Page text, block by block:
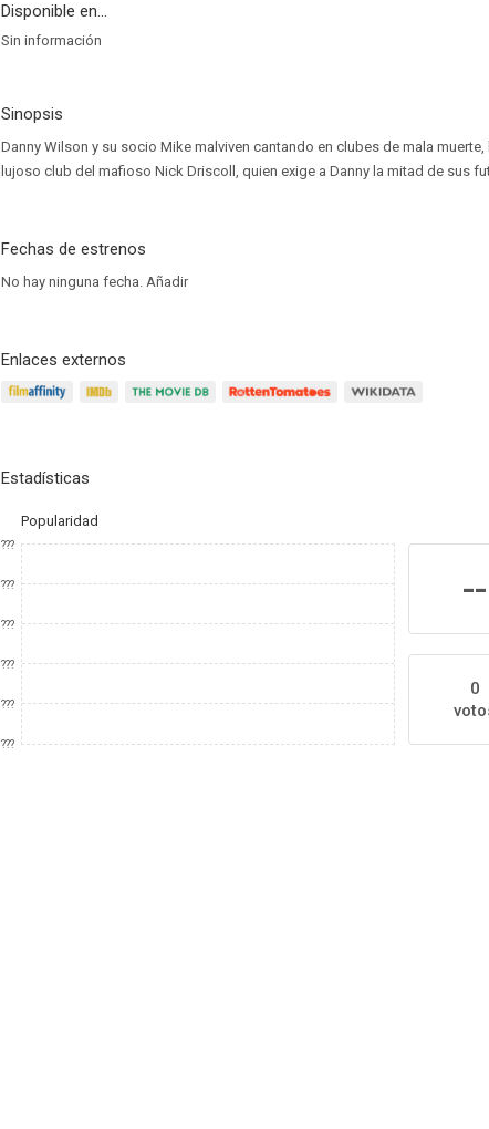
Disponible en...
Sin información
Sinopsis
Danny Wilson y su socio Mike malviven cantando en clubes de mala
lujoso club del mafioso Nick Driscoll, quien exige a Danny la mitad de sus
Fechas de estrenos
No hay ninguna fecha. Añadir
Enlaces externos
Estadísticas
Popularidad
???
???
???
???
???
???
--
0